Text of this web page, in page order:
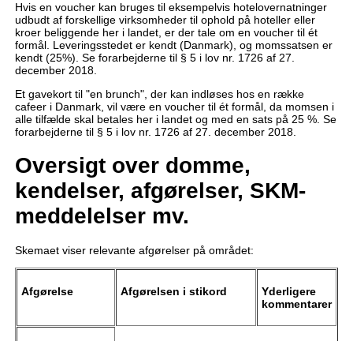
Hvis en voucher kan bruges til eksempelvis hotelovernatninger
udbudt af forskellige virksomheder til ophold på hoteller eller
kroer beliggende her i landet, er der tale om en voucher til ét
formål. Leveringsstedet er kendt (Danmark), og momssatsen er
kendt (25%). Se forarbejderne til § 5 i lov nr. 1726 af 27.
december 2018.
Et gavekort til "en brunch", der kan indløses hos en række
cafeer i Danmark, vil være en voucher til ét formål, da momsen i
alle tilfælde skal betales her i landet og med en sats på 25 %. Se
forarbejderne til § 5 i lov nr. 1726 af 27. december 2018.
Oversigt over domme,
kendelser, afgørelser, SKM-
meddelelser mv.
Skemaet viser relevante afgørelser på området:
Afgørelse Afgørelsen i stikord
Yderligere
kommentarer